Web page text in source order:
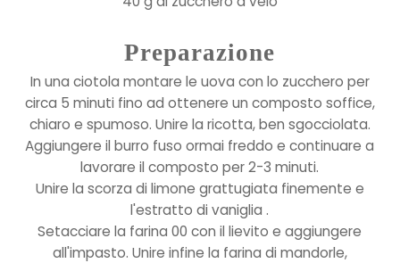
Preparazione
In una ciotola montare le uova con lo zucchero per
circa 5 minuti fino ad ottenere un composto soffice,
chiaro e spumoso. Unire la ricotta, ben sgocciolata.
Aggiungere il burro fuso ormai freddo e continuare a
lavorare il composto per 2-3 minuti.
Unire la scorza di limone grattugiata finemente e
l'estratto di vaniglia .
Setacciare la farina 00 con il lievito e aggiungere
all'impasto. Unire infine la farina di mandorle,